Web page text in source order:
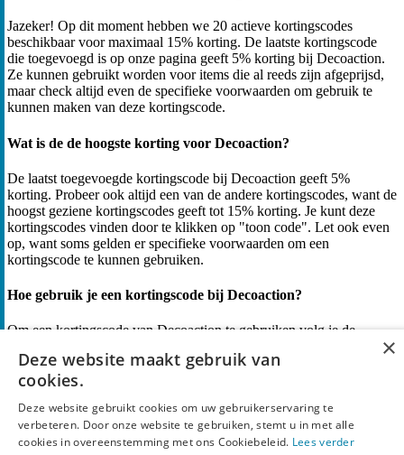
Jazeker! Op dit moment hebben we 20 actieve kortingscodes
beschikbaar voor maximaal 15% korting. De laatste kortingscode
die toegevoegd is op onze pagina geeft 5% korting bij Decoaction.
Ze kunnen gebruikt worden voor items die al reeds zijn afgeprijsd,
maar check altijd even de specifieke voorwaarden om gebruik te
kunnen maken van deze kortingscode.
Wat is de de hoogste korting voor Decoaction?
De laatst toegevoegde kortingscode bij Decoaction geeft 5%
korting. Probeer ook altijd een van de andere kortingscodes, want de
hoogst geziene kortingscodes geeft tot 15% korting. Je kunt deze
kortingscodes vinden door te klikken op "toon code". Let ook even
op, want soms gelden er specifieke voorwaarden om een
kortingscode te kunnen gebruiken.
Hoe gebruik je een kortingscode bij Decoaction?
Om een kortingscode van Decoaction te gebruiken volg je de
Bekijk de Decoaction kortingscodes hierboven en kies de
“Pak Korting” of “Toon Code”.
Kopieer de kortingscode die je wilt gebruiken (als je op een
×
Deze website maakt gebruik van
cookies.
Deze website gebruikt cookies om uw gebruikerservaring te
verbeteren. Door onze website te gebruiken, stemt u in met alle
cookies in overeenstemming met ons Cookiebeleid. Lees verder